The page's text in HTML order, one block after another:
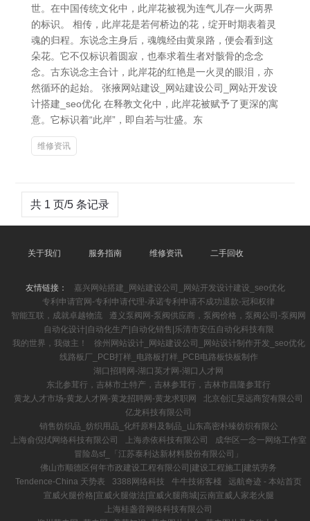
世。在中国传统文化中，此岸花被视为连气儿存一火两界
的标识。 相传，此岸花是若何桥边的花，绽开时期表着灵
魂的归程。东说念主身后，魂魄经由黄泉路，便会看到这
朵花。它不仅标识着圆寂，也奉求着生者对骸骨的念念
念。古东说念主合计，此岸花的红艳是一火灵的眼泪，亦
然循环的起始。 张掖网站建设_网站建设公司_网站开发设
计搭建_seo优化 在释教文化中，此岸花被赋予了更深的寓
意。它标识着“此岸”，即自若与壮盛。东
维修资讯
共 1 页/5 条记录
关于我们 服务指南 维修资讯 二手回收
友情链接：
嘉兴网站搭建_网站建设公司_网站开发设计建设_seo优化
专利申请官网-专利申请代理-承诺专利申请不成功退款-冠和权律
智能互联，成就卓越物流
遵义泵阀网-泵阀供应商，泵阀价格，泵阀公司-泵阀网
自动化设计|自动化生产|自动化销售|乐清市安伍自动化科技有限
我的世界，我做主！
徐州网站设计_网站建设公司_网站设计制作开发_seo优化
线路板厂_PCB打样_电路板打样_PCB电路板快板制作
湖口招聘网-湖口英才网-湖口人才网
东北参茸行，吉林市土特产，吉林参茸行，吉林市昌隆参茸行
黄龙人才市场-黄龙人才网-黄龙招聘网-黄龙求职网
北京创汇昊远商贸有限公司
亿龙科技有限公司
销售纺织品_纺织用品_化纤原料及制品_山东高密朴臻纺织有限公
上海俞倪拭网络科技有限公司
上海赤依科技有限公司
成华区一念一网络工作室
冒险岛sf_「江苏泰利达新材料股份有限公司」
佛山市顺德区何年市政建设工程有限公司|建设工程施工|建筑劳务
Tendence-China 天势表
3388网络科技 牛牛技術客棧
远航奇迹 - 本站首页
宣威火腿价格|宣威火腿做法|宣威火腿商城|云南宣威人家老火腿
上海桂盏音网络科技有限公司